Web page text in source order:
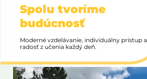
Spolu tvoríme
budúcnosť
Moderné vzdelávanie, individuálny prístup a
radosť z učenia každý deň.